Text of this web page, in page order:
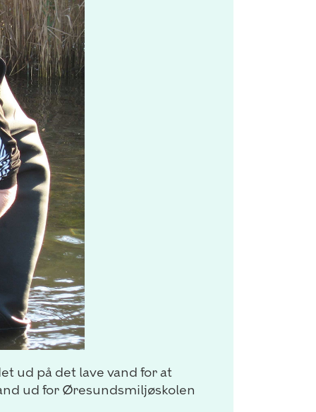
ud på det lave vand for at
ud for Øresundsmiljøskolen